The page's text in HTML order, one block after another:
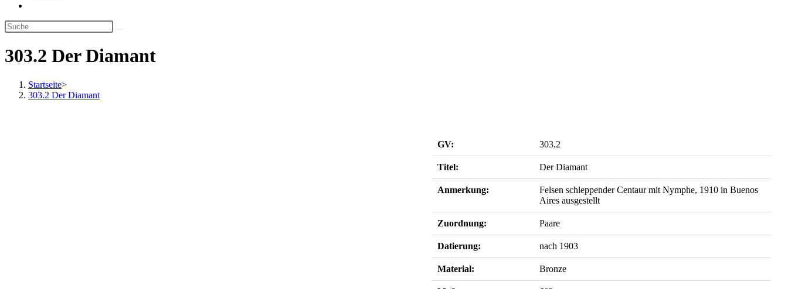
umschalten
303.2 Der Diamant
Startseite>
303.2 Der Diamant
GV: 303.2
Titel: Der Diamant
Anmerkung:
Felsen schleppender Centaur mit Nymphe, 1910 in Buenos
Aires ausgestellt
Zuordnung: Paare
Datierung: nach 1903
Material: Bronze